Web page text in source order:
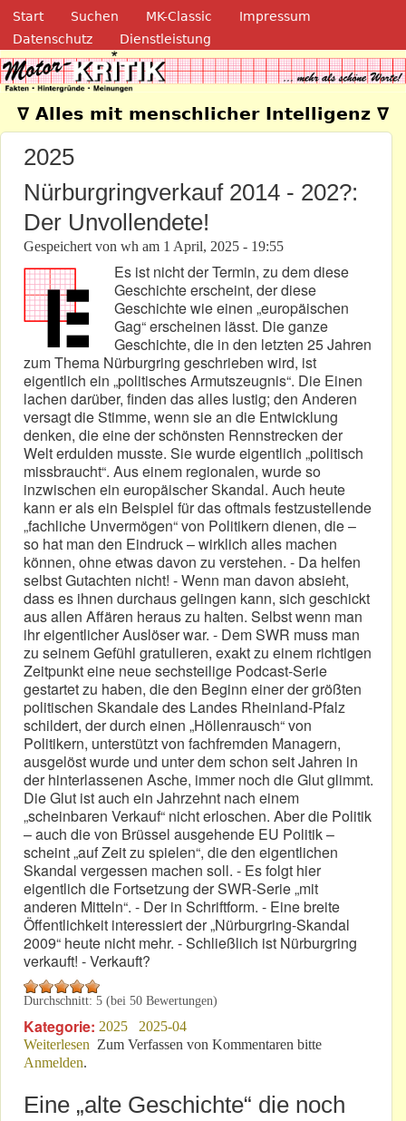
Direkt zum Inhalt
Navigation
Start Suchen MK-Classic
Impressum
Datenschutz
Dienstleistung
Motor-Kritik.de
∇ Alles mit menschlicher Intelligenz ∇
2025
Nürburgringverkauf 2014 - 202?:
Der Unvollendete!
Gespeichert von wh am 1 April, 2025 - 19:55
Es ist nicht der Termin, zu dem diese
Geschichte erscheint, der diese
Geschichte wie einen „europäischen
Gag“ erscheinen lässt. Die ganze
Geschichte, die in den letzten 25 Jahren
zum Thema Nürburgring geschrieben wird, ist
eigentlich ein „politisches Armutszeugnis“. Die Einen
lachen darüber, finden das alles lustig; den Anderen
versagt die Stimme, wenn sie an die Entwicklung
denken, die eine der schönsten Rennstrecken der
Welt erdulden musste. Sie wurde eigentlich „politisch
missbraucht“. Aus einem regionalen, wurde so
inzwischen ein europäischer Skandal. Auch heute
kann er als ein Beispiel für das oftmals festzustellende
„fachliche Unvermögen“ von Politikern dienen, die –
so hat man den Eindruck – wirklich alles machen
können, ohne etwas davon zu verstehen. - Da helfen
selbst Gutachten nicht! - Wenn man davon absieht,
dass es ihnen durchaus gelingen kann, sich geschickt
aus allen Affären heraus zu halten. Selbst wenn man
ihr eigentlicher Auslöser war. - Dem SWR muss man
zu seinem Gefühl gratulieren, exakt zu einem richtigen
Zeitpunkt eine neue sechsteilige Podcast-Serie
gestartet zu haben, die den Beginn einer der größten
politischen Skandale des Landes Rheinland-Pfalz
schildert, der durch einen „Höllenrausch“ von
Politikern, unterstützt von fachfremden Managern,
ausgelöst wurde und unter dem schon seit Jahren in
der hinterlassenen Asche, immer noch die Glut glimmt.
Die Glut ist auch ein Jahrzehnt nach einem
„scheinbaren Verkauf“ nicht erloschen. Aber die Politik
– auch die von Brüssel ausgehende EU Politik –
scheint „auf Zeit zu spielen“, die den eigentlichen
Skandal vergessen machen soll. - Es folgt hier
eigentlich die Fortsetzung der SWR-Serie „mit
anderen Mitteln“. - Der in Schriftform. - Eine breite
Öffentlichkeit interessiert der „Nürburgring-Skandal
2009“ heute nicht mehr. - Schließlich ist Nürburgring
verkauft! - Verkauft?
Durchschnitt: 5 (bei 50 Bewertungen)
Kategorie: 2025
2025-04
Weiterlesen über Nürburgringverkauf 2014 - 202?: Der
Zum Verfassen von Kommentaren bitte
Anmelden.
Eine „alte Geschichte“ die noch